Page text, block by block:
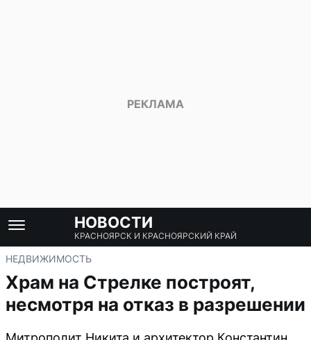
НОВОСТИ
КРАСНОЯРСК И КРАСНОЯРСКИЙ КРАЙ
НЕДВИЖИМОСТЬ
Храм на Стрелке построят,
несмотря на отказ в разрешении